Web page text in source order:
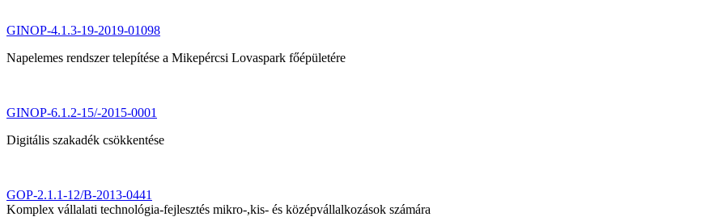
GINOP-4.1.3-19-2019-01098
Napelemes rendszer telepítése a Mikepércsi Lovaspark főépületére
GINOP-6.1.2-15/-2015-0001
Digitális szakadék csökkentése
GOP-2.1.1-12/B-2013-0441
Komplex vállalati technológia-fejlesztés mikro-,kis- és középvállalkozások számára